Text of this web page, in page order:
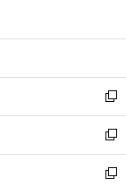
開
ン
ウ
で
開
く
ウ
ン
ド
ウ
で
開
く
新
し
い
ウ
ィ
新
し
い
新